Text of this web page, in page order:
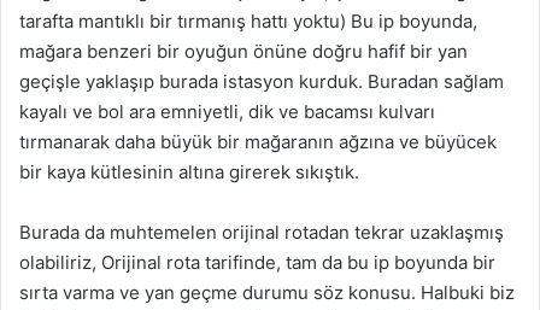
tarafta mantıklı bir tırmanış hattı yoktu) Bu ip boyunda,
mağara benzeri bir oyuğun önüne doğru hafif bir yan
geçişle yaklaşıp burada istasyon kurduk. Buradan sağlam
kayalı ve bol ara emniyetli, dik ve bacamsı kulvarı
tırmanarak daha büyük bir mağaranın ağzına ve büyücek
bir kaya kütlesinin altına girerek sıkıştık.
Burada da muhtemelen orijinal rotadan tekrar uzaklaşmış
olabiliriz, Orijinal rota tarifinde, tam da bu ip boyunda bir
sırta varma ve yan geçme durumu söz konusu. Halbuki biz